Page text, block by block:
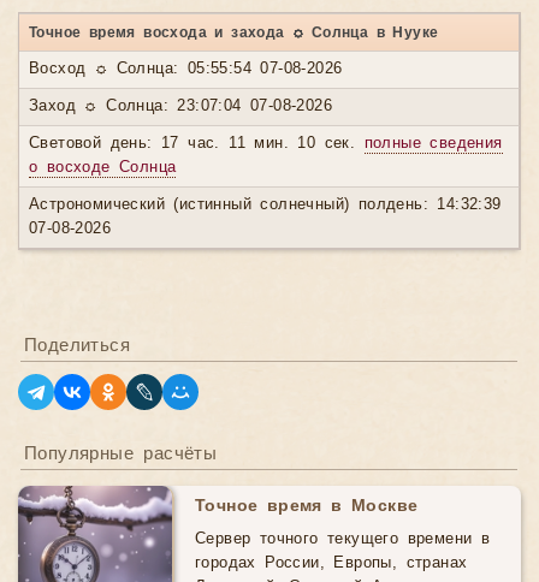
Точное время восхода и захода ☼ Солнца в Нууке
Восход ☼ Солнца: 05:55:54 07-08-2026
Заход ☼ Солнца: 23:07:04 07-08-2026
Световой день: 17 час. 11 мин. 10 сек. полные сведения
о восходе Солнца
Астрономический (истинный солнечный) полдень: 14:32:39
07-08-2026
Поделиться
Популярные расчёты
Точное время в Москве
Сервер точного текущего времени в
городах России, Европы, странах